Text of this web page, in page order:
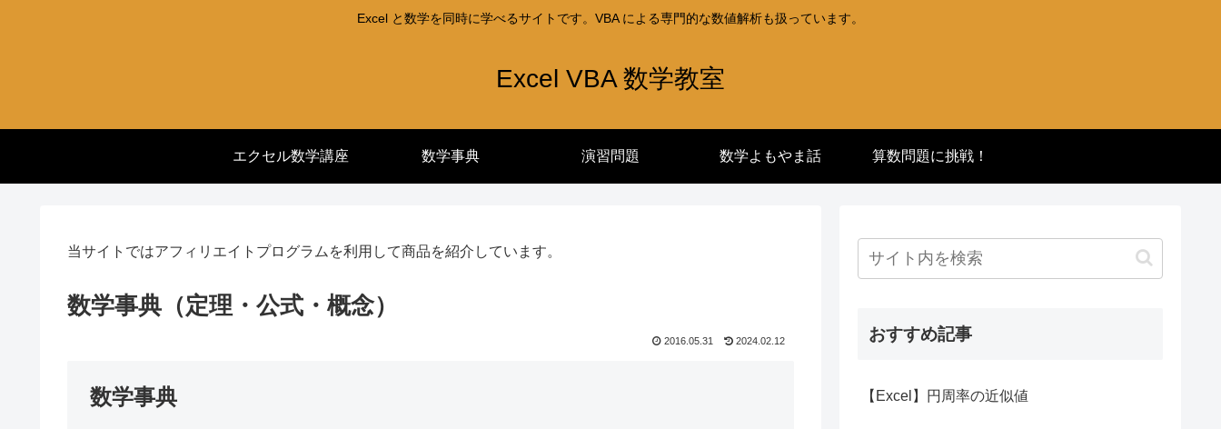
Excel と数学を同時に学べるサイトです。VBA による専門的な数値解析も扱っています。
Excel VBA 数学教室
エクセル数学講座 数学事典 演習問題 数学よもやま話 算数問題に挑戦！
当サイトではアフィリエイトプログラムを利用して商品を紹介しています。
数学事典（定理・公式・概念）
2016.05.31 2024.02.12
数学事典
おすすめ記事
【Excel】円周率の近似値